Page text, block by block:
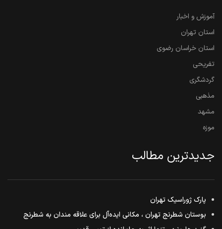
آموزش و اخبار
استان تهران
استان خراسان رضوی
تفریحی
گردشگری
مذهبی
مشهد
موزه
جدیدترین مطالب
پارک ژوراسیک تهران
بوستان شطرنج تهران ، مکانی ایده‌آل برای علاقه مندان به شطرنج